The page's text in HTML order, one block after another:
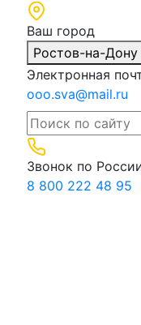
Ваш город
Ростов-на-Дону
Электронная
ooo.sva@mail.ru
Звонок по
8 800 222 48 95